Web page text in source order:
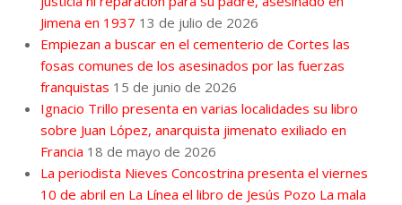
Jimena en 1937 13 de julio de 2026
Empiezan a buscar en el cementerio de Cortes las
fosas comunes de los asesinados por las fuerzas
franquistas 15 de junio de 2026
Ignacio Trillo presenta en varias localidades su libro
sobre Juan López, anarquista jimenato exiliado en
Francia 18 de mayo de 2026
La periodista Nieves Concostrina presenta el viernes
10 de abril en La Línea el libro de Jesús Pozo La mala